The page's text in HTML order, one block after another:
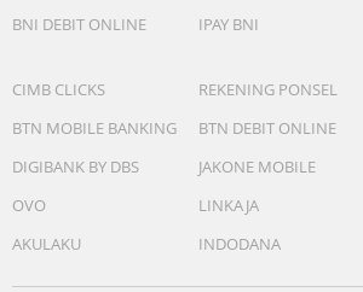
BNI DEBIT ONLINE
IPAY BNI
CIMB CLICKS
REKENING PONSEL
BTN MOBILE BANKING
BTN DEBIT ONLINE
DIGIBANK BY DBS
JAKONE MOBILE
OVO
LINKAJA
AKULAKU
INDODANA